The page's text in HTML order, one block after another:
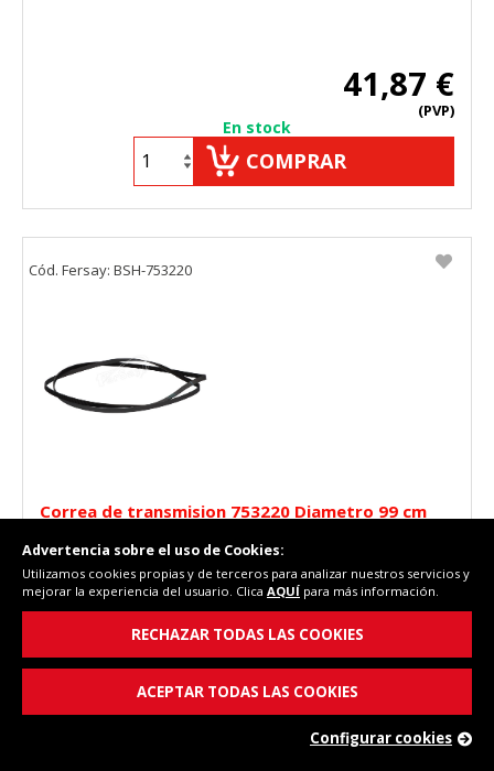
41,87 €
(PVP)
En stock
COMPRAR
Correa de transmision 753220 Diametro 99 cm
17,22 €
Cód. Fersay: BSH-753220
Advertencia sobre el uso de Cookies:
Utilizamos cookies propias y de terceros para analizar nuestros servicios y
mejorar la experiencia del usuario. Clica AQUÍ para más información.
RECHAZAR TODAS LAS COOKIES
ACEPTAR TODAS LAS COOKIES
Configurar cookies